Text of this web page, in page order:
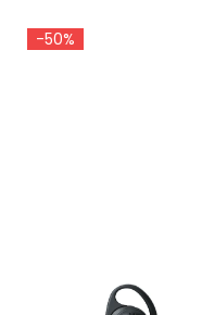
-50%